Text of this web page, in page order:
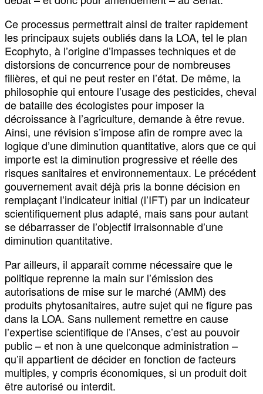
Ce processus permettrait ainsi de traiter rapidement
les principaux sujets oubliés dans la LOA, tel le plan
Ecophyto, à l’origine d’impasses techniques et de
distorsions de concurrence pour de nombreuses
filières, et qui ne peut rester en l’état. De même, la
philosophie qui entoure l’usage des pesticides, cheval
de bataille des écologistes pour imposer la
décroissance à l’agriculture, demande à être revue.
Ainsi, une révision s’impose afin de rompre avec la
logique d’une diminution quantitative, alors que ce qui
importe est la diminution progressive et réelle des
risques sanitaires et environnementaux. Le précédent
gouvernement avait déjà pris la bonne décision en
remplaçant l’indicateur initial (l’IFT) par un indicateur
scientifiquement plus adapté, mais sans pour autant
se débarrasser de l’objectif irraisonnable d’une
diminution quantitative.
Par ailleurs, il apparaît comme nécessaire que le
politique reprenne la main sur l’émission des
autorisations de mise sur le marché (AMM) des
produits phytosanitaires, autre sujet qui ne figure pas
dans la LOA. Sans nullement remettre en cause
l’expertise scientifique de l’Anses, c’est au pouvoir
public – et non à une quelconque administration –
qu’il appartient de décider en fonction de facteurs
multiples, y compris économiques, si un produit doit
être autorisé ou interdit.